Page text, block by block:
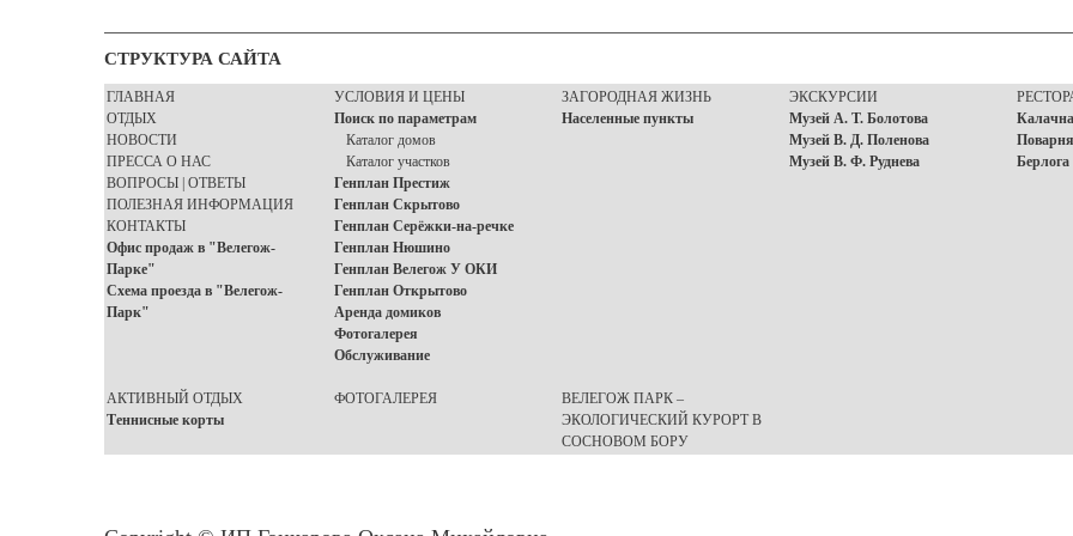
СТРУКТУРА САЙТА
ГЛАВНАЯ
ОТДЫХ
НОВОСТИ
ПРЕССА О НАС
ВОПРОСЫ | ОТВЕТЫ
ПОЛЕЗНАЯ ИНФОРМАЦИЯ
КОНТАКТЫ
Офис продаж в "Велегож-
Парке"
Схема проезда в "Велегож-
Парк"
УСЛОВИЯ И ЦЕНЫ
Поиск по параметрам
Каталог домов
Каталог участков
Генплан Престиж
Генплан Скрытово
Генплан Серёжки-на-речке
Генплан Нюшино
Генплан Велегож У ОКИ
Генплан Открытово
Аренда домиков
Фотогалерея
Обслуживание
ЗАГОРОДНАЯ ЖИЗНЬ
Населенные пункты
ЭКСКУРСИИ
Музей А. Т. Болотова
Музей В. Д. Поленова
Музей В. Ф. Руднева
Берлога
АКТИВНЫЙ ОТДЫХ
Теннисные корты
ФОТОГАЛЕРЕЯ
ВЕЛЕГОЖ ПАРК –
ЭКОЛОГИЧЕСКИЙ КУРОРТ В
СОСНОВОМ БОРУ